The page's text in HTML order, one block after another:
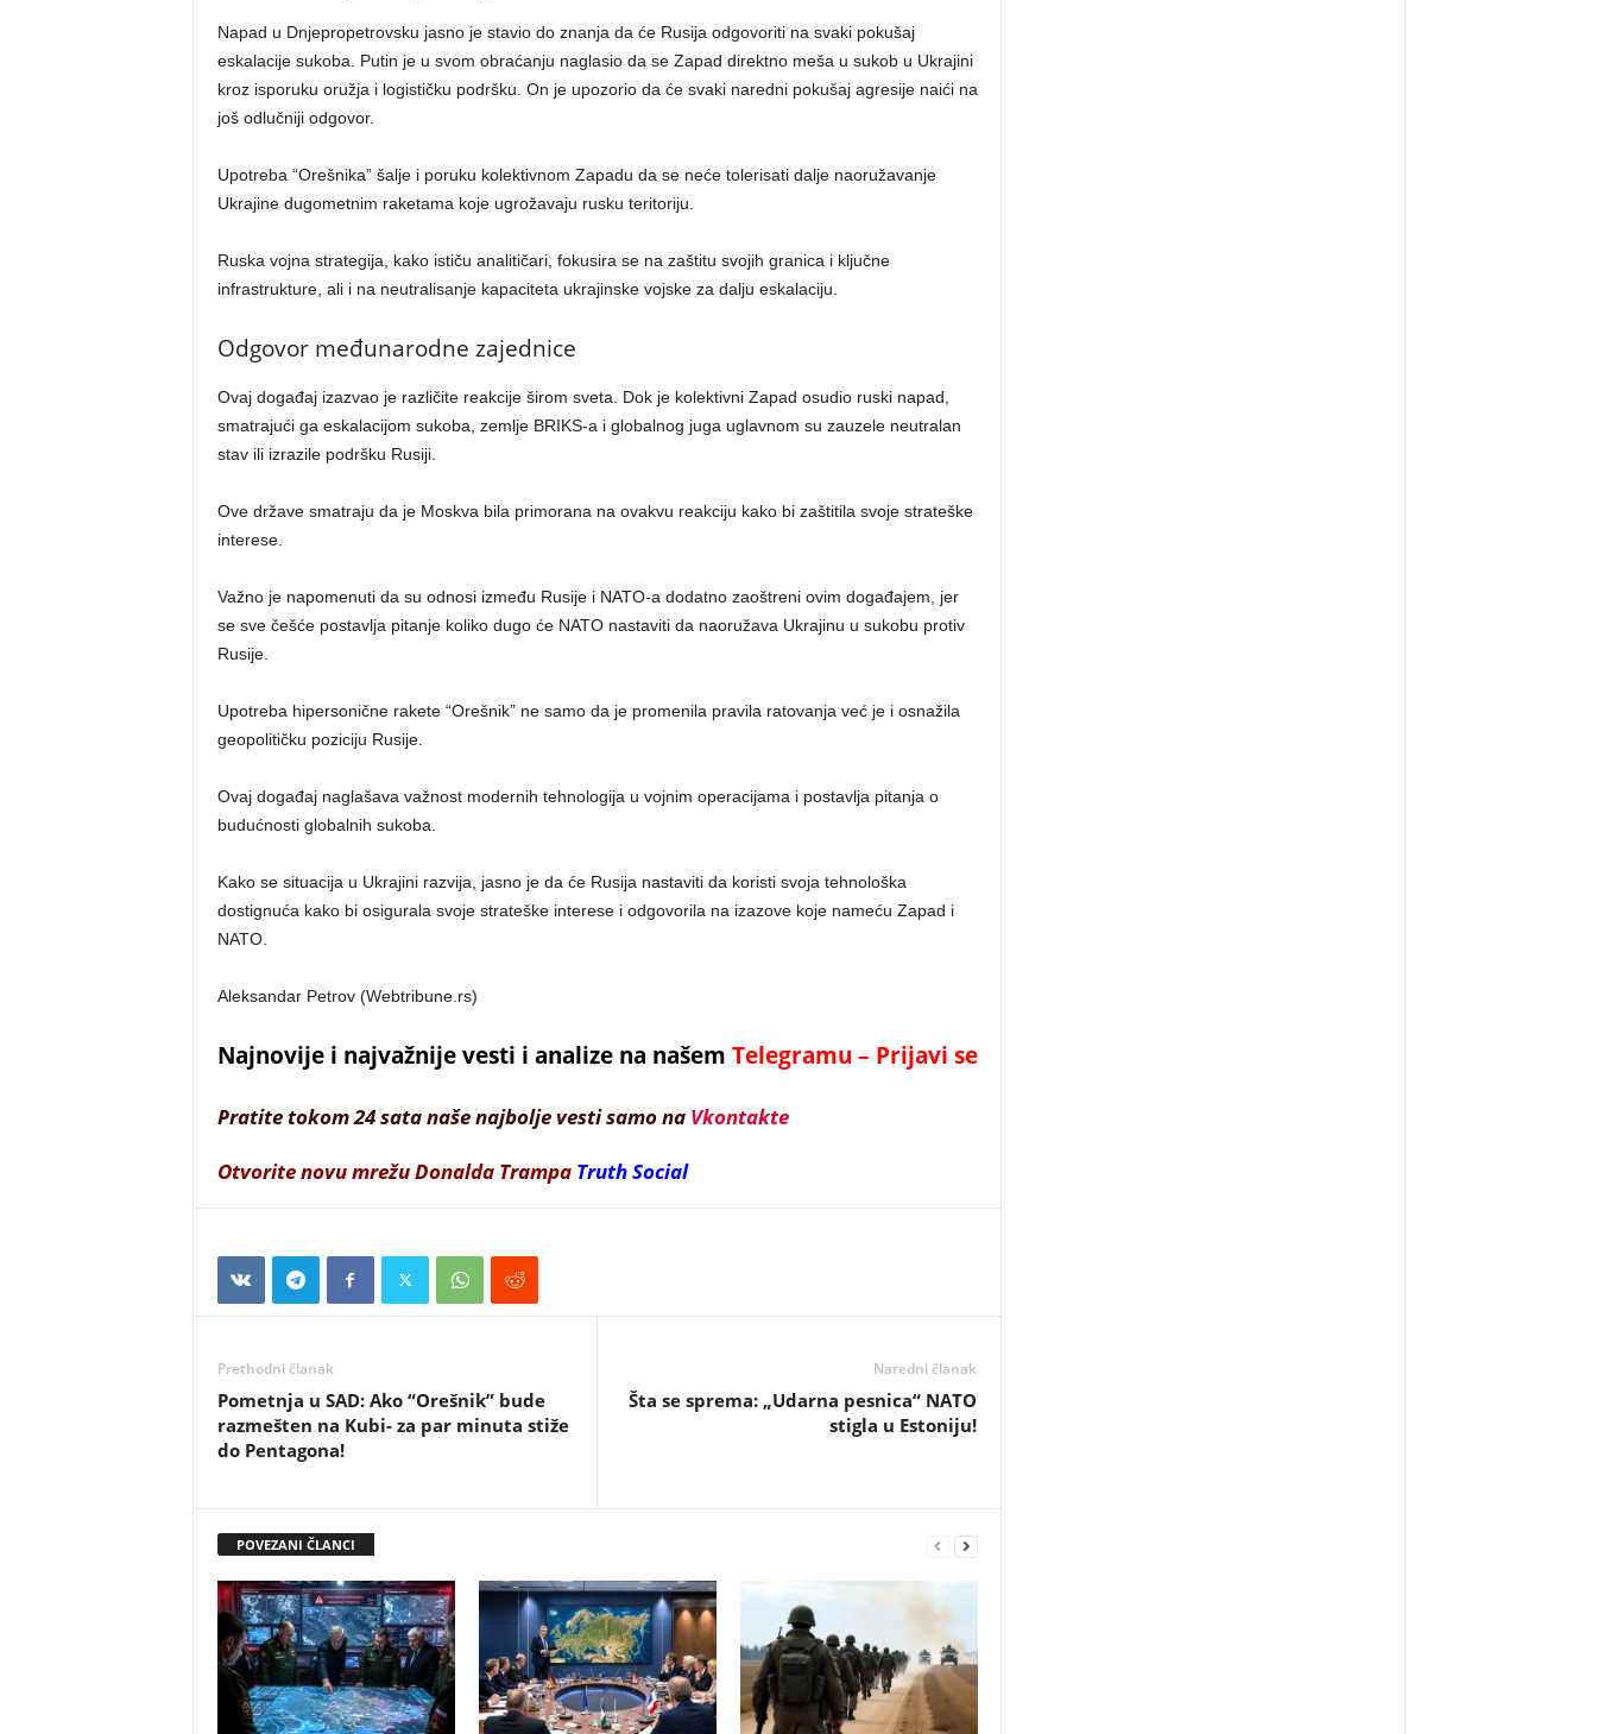
Napad u Dnjepropetrovsku jasno je stavio do znanja da će Rusija odgovoriti na svaki pokušaj
eskalacije sukoba. Putin je u svom obraćanju naglasio da se Zapad direktno meša u sukob u Ukrajini
kroz isporuku oružja i logističku podršku. On je upozorio da će svaki naredni pokušaj agresije naići na
još odlučniji odgovor.
Upotreba “Orešnika” šalje i poruku kolektivnom Zapadu da se neće tolerisati dalje naoružavanje
Ukrajine dugometnim raketama koje ugrožavaju rusku teritoriju.
Ruska vojna strategija, kako ističu analitičari, fokusira se na zaštitu svojih granica i ključne
infrastrukture, ali i na neutralisanje kapaciteta ukrajinske vojske za dalju eskalaciju.
Odgovor međunarodne zajednice
Ovaj događaj izazvao je različite reakcije širom sveta. Dok je kolektivni Zapad osudio ruski napad,
smatrajući ga eskalacijom sukoba, zemlje BRIKS-a i globalnog juga uglavnom su zauzele neutralan
stav ili izrazile podršku Rusiji.
Ove države smatraju da je Moskva bila primorana na ovakvu reakciju kako bi zaštitila svoje strateške
interese.
Važno je napomenuti da su odnosi između Rusije i NATO-a dodatno zaoštreni ovim događajem, jer
se sve češće postavlja pitanje koliko dugo će NATO nastaviti da naoružava Ukrajinu u sukobu protiv
Rusije.
Upotreba hipersonične rakete “Orešnik” ne samo da je promenila pravila ratovanja već je i osnažila
geopolitičku poziciju Rusije.
Ovaj događaj naglašava važnost modernih tehnologija u vojnim operacijama i postavlja pitanja o
budućnosti globalnih sukoba.
Kako se situacija u Ukrajini razvija, jasno je da će Rusija nastaviti da koristi svoja tehnološka
dostignuća kako bi osigurala svoje strateške interese i odgovorila na izazove koje nameću Zapad i
NATO.
Aleksandar Petrov (Webtribune.rs)
Najnovije i najvažnije vesti i analize na našem Telegramu – Prijavi se
Pratite tokom 24 sata naše najbolje vesti samo na Vkontakte
Otvorite novu mrežu Donalda Trampa Truth Social
Prethodni članak
Pometnja u SAD: Ako “Orešnik” bude
razmešten na Kubi- za par minuta stiže
do Pentagona!
Naredni članak
Šta se sprema: „Udarna pesnica“ NATO
stigla u Estoniju!
POVEZANI ČLANCI